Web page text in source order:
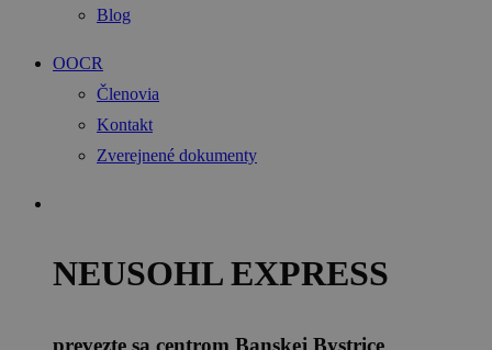
Blog
OOCR
Členovia
Kontakt
Zverejnené dokumenty
NEUSOHL EXPRESS
prevezte sa centrom Banskej Bystrice